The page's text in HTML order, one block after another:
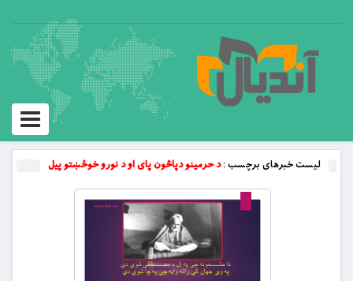
Toggle
لیست خبرهای برچسب :د حرمينو دپاڅون پاى او د نورو خوځښتو پيل